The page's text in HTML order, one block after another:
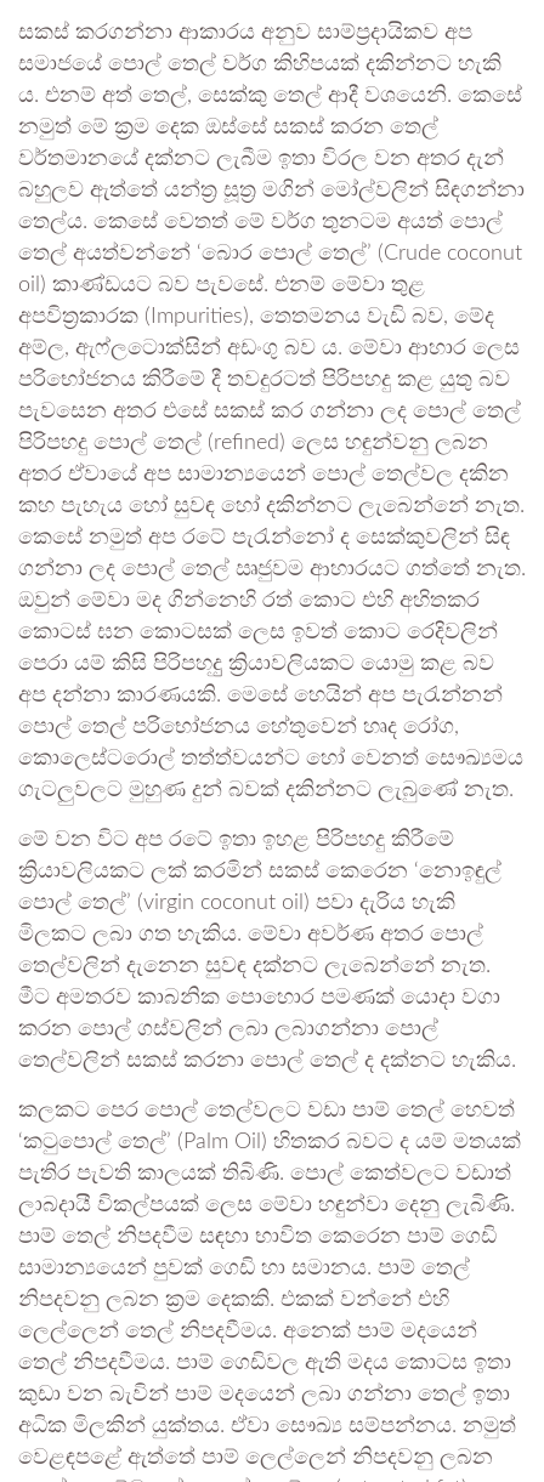
සකස් කරගන්නා ආකාරය අනුව සාම්ප්‍රදායිකව අප
සමාජයේ පොල් තෙල් වර්ග කිහිපයක් දකින්නට හැකි
ය. එනම් අත් තෙල්, සෙක්කු තෙල් ආදී වශයෙනි. කෙසේ
නමුත් මේ ක්‍රම දෙක ඔස්සේ සකස් කරන තෙල්
වර්තමානයේ දක්නට ලැබීම ඉතා විරල වන අතර දැන්
බහුලව ඇත්තේ යන්ත්‍ර සූත්‍ර මගින් මෝල්වලින් සිඳගන්නා
තෙල්ය. කෙසේ වෙතත් මේ වර්ග තුනටම අයත් පොල්
තෙල් අයත්වන්නේ ‘බොර පොල් තෙල්’ (Crude coconut
oil) කාණ්ඩයට බව පැවසේ. එනම් මේවා තුළ
අපවිත්‍රකාරක (Impurities), තෙතමනය වැඩි බව, මේද
අම්ල, ඇෆ්ලටොක්සින් අඩංගු බව ය. මේවා ආහාර ලෙස
පරිභෝජනය කිරීමේ දී තවදුරටත් පිරිපහදු කළ යුතු බව
පැවසෙන අතර එසේ සකස් කර ගන්නා ලද පොල් තෙල්
පිරිපහදු පොල් තෙල් (refined) ලෙස හඳුන්වනු ලබන
අතර ඒවායේ අප සාමාන්‍යයෙන් පොල් තෙල්වල දකින
කහ පැහැය හෝ සුවඳ හෝ දකින්නට ලැබෙන්නේ නැත.
කෙසේ නමුත් අප රටේ පැරැන්නෝ ද සෙක්කුවලින් සිඳ
ගන්නා ලද පොල් තෙල් ඍජුවම ආහාරයට ගත්තේ නැත.
ඔවුන් මේවා මද ගින්නෙහි රත් කොට එහි අහිතකර
කොටස් ඝන කොටසක් ලෙස ඉවත් කොට රෙදිවලින්
පෙරා යම් කිසි පිරිපහදුු ක්‍රියාවලියකට යොමු කළ බව
අප දන්නා කාරණයකි. මෙසේ හෙයින් අප පැරැන්නන්
පොල් තෙල් පරිභෝජනය හේතුවෙන් හෘද රෝග,
කොලෙස්ටරොල් තත්ත්වයන්ට හෝ වෙනත් සෞඛ්‍යමය
ගැටලුවලට මුහුණ දුන් බවක් දකින්නට ලැබුණේ නැත.
මේ වන විට අප රටේ ඉතා ඉහළ පිරිපහදු කිරීමේ
ක්‍රියාවලියකට ලක් කරමින් සකස් කෙරෙන ‘නොඉඳුල්
පොල් තෙල්’ (virgin coconut oil) පවා දැරිය හැකි
මිලකට ලබා ගත හැකිය. මේවා අවර්ණ අතර පොල්
තෙල්වලින් දැනෙන සුවඳ දක්නට ලැබෙන්නේ නැත.
මීට අමතරව කාබනික පොහොර පමණක් යොදා වගා
කරන පොල් ගස්වලින් ලබා ලබාගන්නා පොල්
තෙල්වලින් සකස් කරනා පොල් තෙල් ද දක්නට හැකිය.
කලකට පෙර පොල් තෙල්වලට වඩා පාම් තෙල් හෙවත්
‘කටුපොල් තෙල්’ (Palm Oil) හිතකර බවට ද යම් මතයක්
පැතිර පැවති කාලයක් තිබිණි. පොල් කෙත්වලට වඩාත්
ලාබදායී විකල්පයක් ලෙස මේවා හඳුන්වා දෙනු ලැබිණි.
පාම් තෙල් නිපදවීම සඳහා භාවිත කෙරෙන පාම් ගෙඩි
සාමාන්‍යයෙන් පුවක් ගෙඩි හා සමානය. පාම් තෙල්
නිපදවනු ලබන ක්‍රම දෙකකි. එකක් වන්නේ එහි
ලෙල්ලෙන් තෙල් නිපදවීමය. අනෙක් පාම් මදයෙන්
තෙල් නිපදවීමය. පාම් ගෙඩිවල ඇති මදය කොටස ඉතා
කුඩා වන බැවින් පාම් මදයෙන් ලබා ගන්නා තෙල් ඉතා
අධික මිලකින් යුක්තය. ඒවා සෞඛ්‍ය සම්පන්නය. නමුත්
වෙළඳපළේ ඇත්තේ පාම් ලෙල්ලෙන් නිපදවනු ලබන